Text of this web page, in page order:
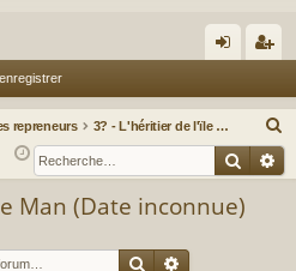
ne
xi
nr
eg
repreneurs 3? - L'héritier de l'ïle de Man (Date inconnue)
e
c
Man (Date inconnue)
Rechercher